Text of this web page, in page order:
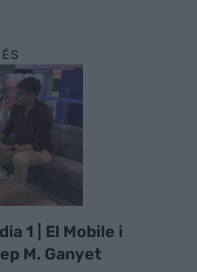
1 | El Mobile i
M. Ganyet